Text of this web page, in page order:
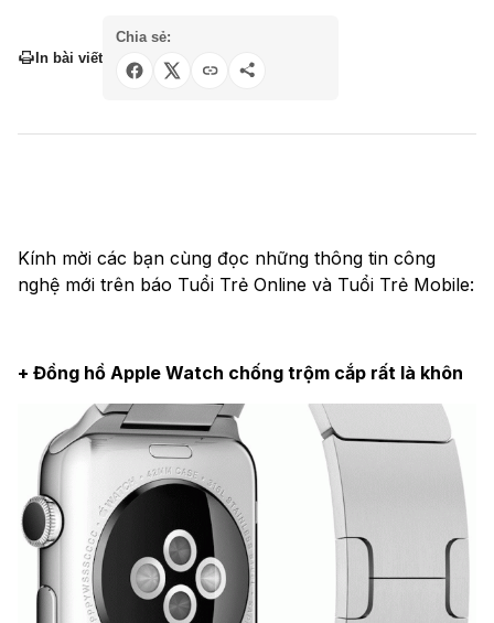
In bài viết
Chia sẻ:
Kính mời các bạn cùng đọc những thông tin công
nghệ mới trên báo Tuổi Trẻ Online và Tuổi Trẻ Mobile:
+ Đồng hồ Apple Watch chống trộm cắp rất là khôn